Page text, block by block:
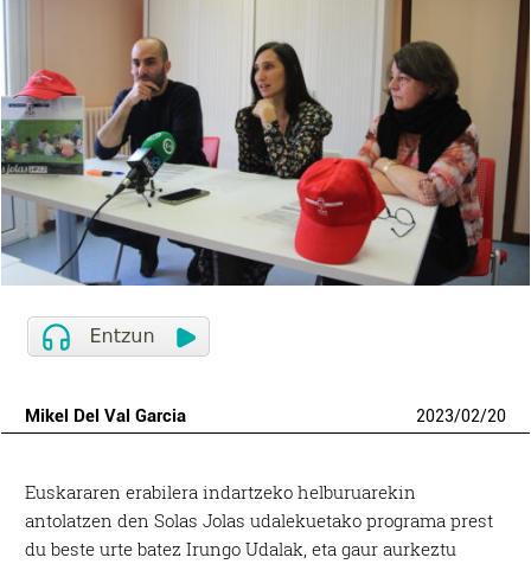
Mikel Del Val Garcia 2023/02/20
Euskararen erabilera indartzeko helburuarekin
antolatzen den Solas Jolas udalekuetako programa prest
du beste urte batez Irungo Udalak, eta gaur aurkeztu